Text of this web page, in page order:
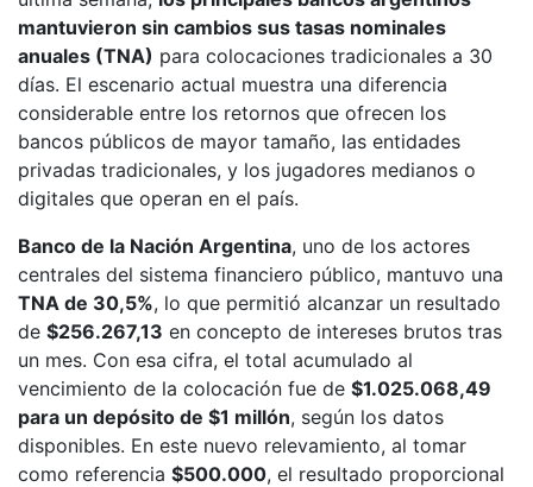
mantuvieron sin cambios sus tasas nominales
anuales (TNA) para colocaciones tradicionales a 30
días. El escenario actual muestra una diferencia
considerable entre los retornos que ofrecen los
bancos públicos de mayor tamaño, las entidades
privadas tradicionales, y los jugadores medianos o
digitales que operan en el país.
Banco de la Nación Argentina, uno de los actores
centrales del sistema financiero público, mantuvo una
TNA de 30,5%, lo que permitió alcanzar un resultado
de $256.267,13 en concepto de intereses brutos tras
un mes. Con esa cifra, el total acumulado al
vencimiento de la colocación fue de $1.025.068,49
para un depósito de $1 millón, según los datos
disponibles. En este nuevo relevamiento, al tomar
como referencia $500.000, el resultado proporcional